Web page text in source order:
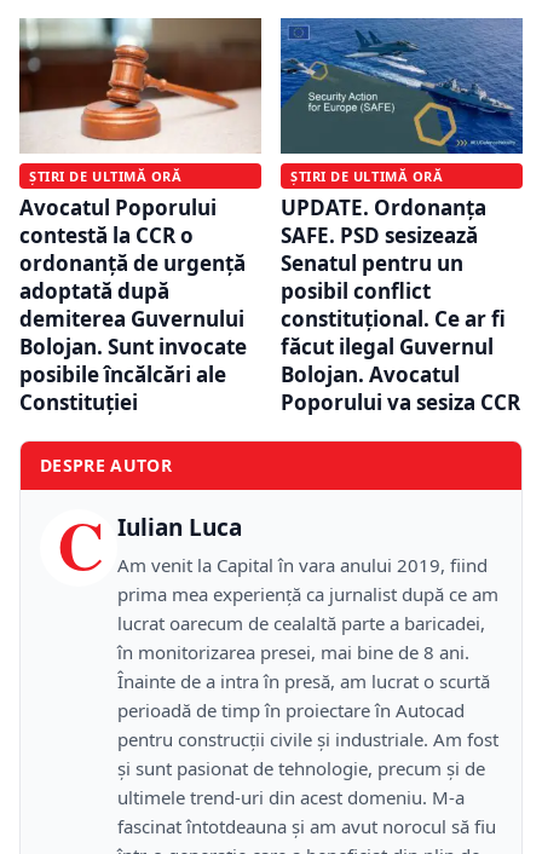
ȘTIRI DE ULTIMĂ ORĂ
Avocatul Poporului
contestă la CCR o
ordonanță de urgență
adoptată după
demiterea Guvernului
Bolojan. Sunt invocate
posibile încălcări ale
Constituției
ȘTIRI DE ULTIMĂ ORĂ
UPDATE. Ordonanța
SAFE. PSD sesizează
Senatul pentru un
posibil conflict
constituțional. Ce ar fi
făcut ilegal Guvernul
Bolojan. Avocatul
Poporului va sesiza CCR
DESPRE AUTOR
C Iulian Luca
Am venit la Capital în vara anului 2019, fiind
prima mea experiență ca jurnalist după ce am
lucrat oarecum de cealaltă parte a baricadei,
în monitorizarea presei, mai bine de 8 ani.
Înainte de a intra în presă, am lucrat o scurtă
perioadă de timp în proiectare în Autocad
pentru construcții civile și industriale. Am fost
și sunt pasionat de tehnologie, precum și de
ultimele trend-uri din acest domeniu. M-a
fascinat întotdeauna și am avut norocul să fiu